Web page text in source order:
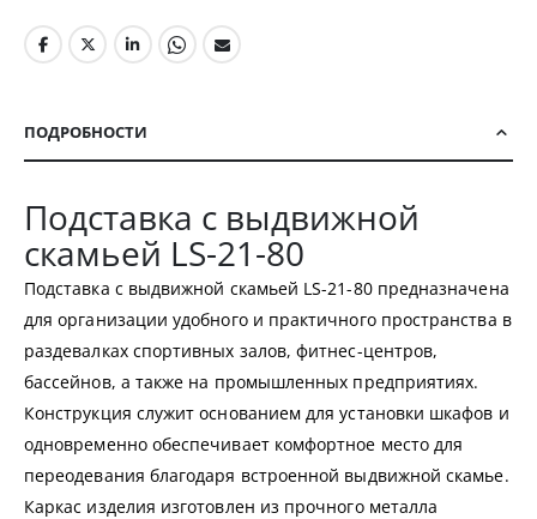
ПОДРОБНОСТИ
Подставка с выдвижной
скамьей LS-21-80
Подставка с выдвижной скамьей LS-21-80 предназначена
для организации удобного и практичного пространства в
раздевалках спортивных залов, фитнес-центров,
бассейнов, а также на промышленных предприятиях.
Конструкция служит основанием для установки шкафов и
одновременно обеспечивает комфортное место для
переодевания благодаря встроенной выдвижной скамье.
Каркас изделия изготовлен из прочного металла